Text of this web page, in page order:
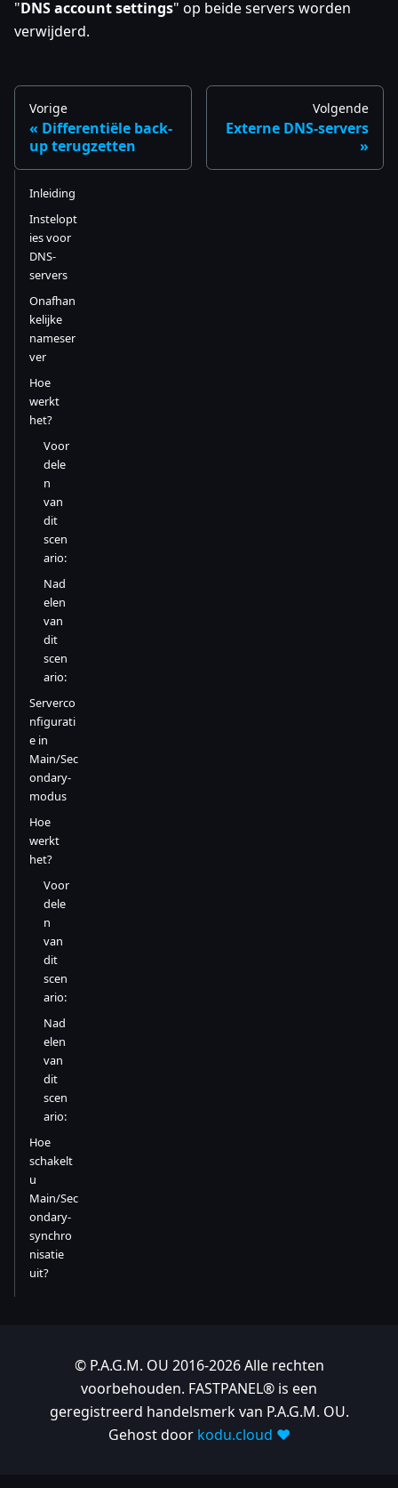
"DNS account settings" op beide servers worden
verwijderd.
Vorige
Differentiële back-
up terugzetten
Volgende
Externe DNS-servers
Inleiding
Instelopt
ies voor
DNS-
servers
Onafhan
kelijke
nameser
ver
Hoe
werkt
het?
Voor
dele
n
van
dit
scen
ario:
Nad
elen
van
dit
scen
ario:
Serverco
nfigurati
e in
Main/Sec
ondary-
modus
Hoe
werkt
het?
Voor
dele
n
van
dit
scen
ario:
Nad
elen
van
dit
scen
ario:
Hoe
schakelt
u
Main/Sec
ondary-
synchro
nisatie
uit?
© P.A.G.M. OU 2016-2026 Alle rechten
voorbehouden. FASTPANEL® is een
geregistreerd handelsmerk van P.A.G.M. OU.
Gehost door kodu.cloud ❤️